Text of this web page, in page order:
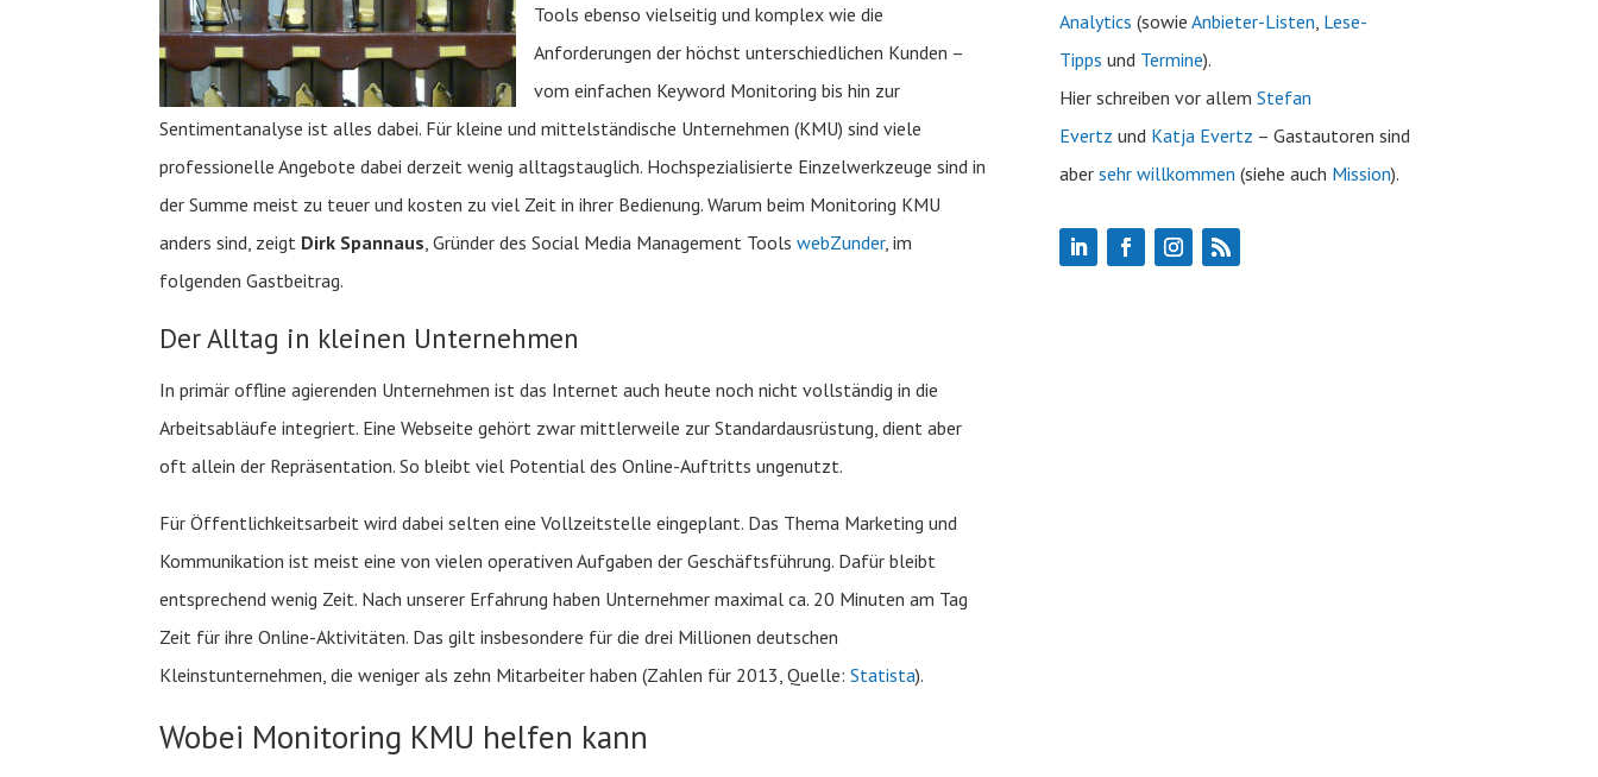
Tools ebenso vielseitig und komplex wie die
Anforderungen der höchst unterschiedlichen Kunden –
vom einfachen Keyword Monitoring bis hin zur
Sentimentanalyse ist alles dabei. Für kleine und mittelständische Unternehmen (KMU) sind viele
professionelle Angebote dabei derzeit wenig alltagstauglich. Hochspezialisierte Einzelwerkzeuge sind in
der Summe meist zu teuer und kosten zu viel Zeit in ihrer Bedienung. Warum beim Monitoring KMU
anders sind, zeigt Dirk Spannaus , Gründer des Social Media Management ToolswebZunder, im
folgenden Gastbeitrag.
Der Alltag in kleinen Unternehmen
In primär offline agierenden Unternehmen ist das Internet auch heute noch nicht vollständig in die
Arbeitsabläufe integriert. Eine Webseite gehört zwar mittlerweile zur Standardausrüstung, dient aber
oft allein der Repräsentation. So bleibt viel Potential des Online-Auftritts ungenutzt.
Für Öffentlichkeitsarbeit wird dabei selten eine Vollzeitstelle eingeplant. Das Thema Marketing und
Kommunikation ist meist eine von vielen operativen Aufgaben der Geschäftsführung. Dafür bleibt
entsprechend wenig Zeit. Nach unserer Erfahrung haben Unternehmer maximal ca. 20 Minuten am Tag
Zeit für ihre Online-Aktivitäten. Das gilt insbesondere für die drei Millionen deutschen
Kleinstunternehmen, die weniger als zehn Mitarbeiter haben (Zahlen für 2013, Quelle:Statista).
Wobei Monitoring KMU helfen kann
Analytics (sowie Anbieter-Listen, Lese-
Tipps und Termine).
Hier schreiben vor allem Stefan
Evertz und Katja Evertz – Gastautoren sind
aber sehr willkommen (siehe auch Mission).